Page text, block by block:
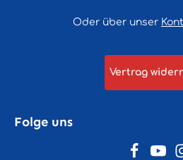
Oder über unser
Vertrag
Folge uns